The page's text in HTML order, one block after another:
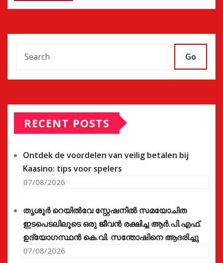
Go
RECENT POSTS
Ontdek de voordelen van veilig betalen bij
Kaasino: tips voor spelers
07/08/2026
തൃശൂർ റെയിൽവേ സ്റ്റേഷനിൽ സമയോചിത
ഇടപെടലിലൂടെ ഒരു ജീവൻ രക്ഷിച്ച ആർ.പി.എഫ്.
ഉദ്യോഗസ്ഥൻ കെ.വി. സന്തോഷിനെ ആദരിച്ചു
07/08/2026